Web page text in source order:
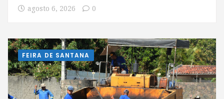
agosto 6, 2026 0
FEIRA DE SANTANA